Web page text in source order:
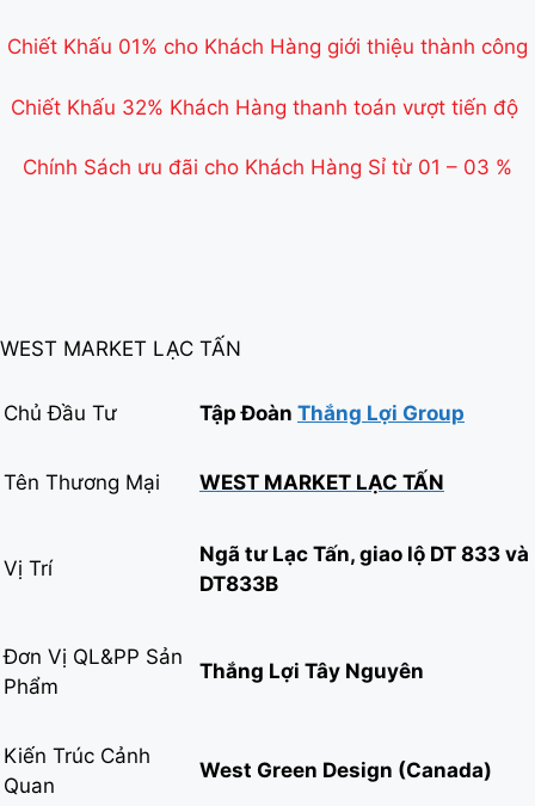
Chiết Khấu 01% cho Khách Hàng giới thiệu thành công
Chiết Khấu 32% Khách Hàng thanh toán vượt tiến độ
Chính Sách ưu đãi cho Khách Hàng Sỉ từ 01 – 03 %
WEST MARKET LẠC TẤN
Chủ Đầu Tư Tập Đoàn Thắng Lợi Group
Tên Thương Mại WEST MARKET LẠC TẤN
Vị Trí
Ngã tư Lạc Tấn, giao lộ DT 833 và
DT833B
Đơn Vị QL&PP Sản
Phẩm
Thắng Lợi Tây Nguyên
Kiến Trúc Cảnh
Quan
West Green Design (Canada)